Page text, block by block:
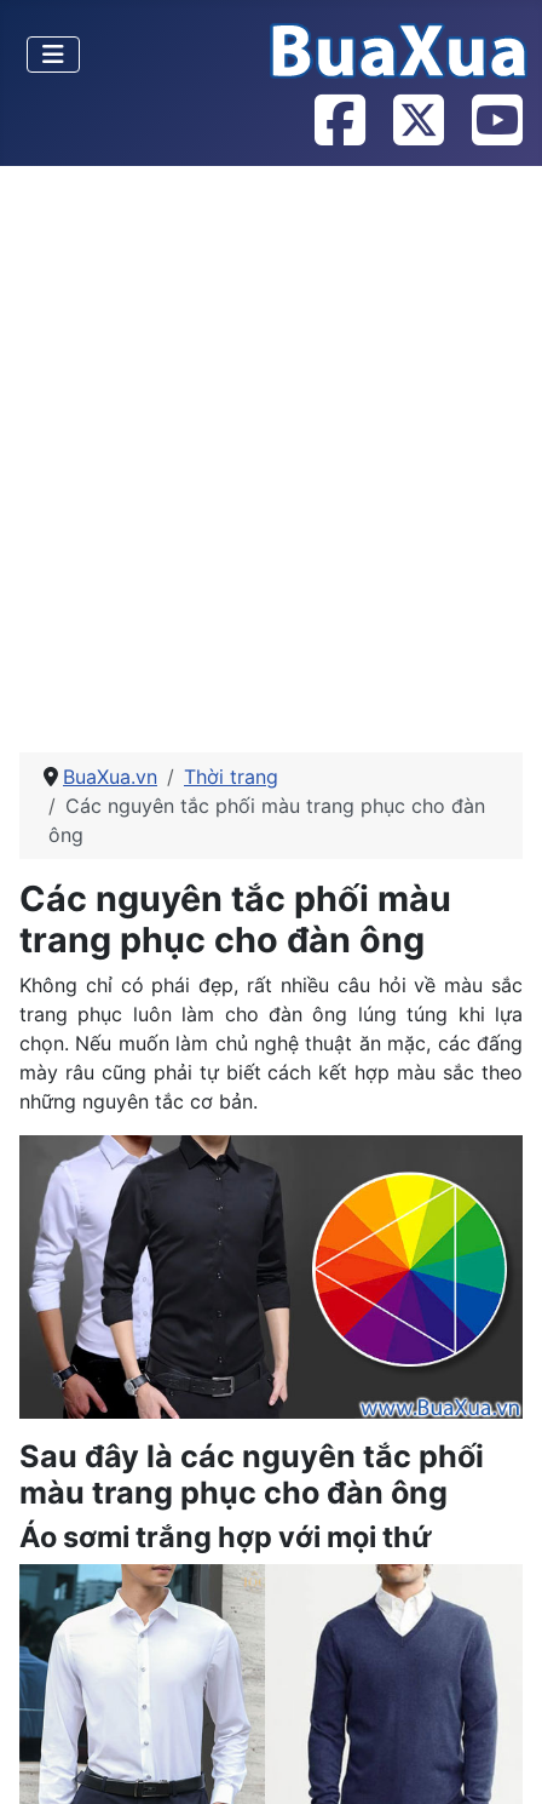
BuaXua.vn
Thời trang
Các nguyên tắc phối màu trang phục cho đàn
ông
Các nguyên tắc phối màu
trang phục cho đàn ông
Không chỉ có phái đẹp, rất nhiều câu hỏi về màu sắc
trang phục luôn làm cho đàn ông lúng túng khi lựa
chọn. Nếu muốn làm chủ nghệ thuật ăn mặc, các đấng
mày râu cũng phải tự biết cách kết hợp màu sắc theo
những nguyên tắc cơ bản.
Sau đây là các nguyên tắc phối
màu trang phục cho đàn ông
Áo sơmi trắng hợp với mọi thứ